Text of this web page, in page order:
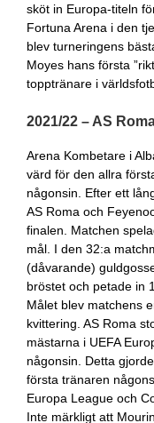
sköt in Europa-titeln
Fortuna Arena i den
blev turneringens
Moyes hans första
topptränare i
2021/22 – AS
Arena Kombetare i
värd för den allra
någonsin. Efter ett
AS Roma och
finalen. Matchen
mål. I den 32:a
(dåvarande)
bröstet och petade in
Målet blev matchens
kvittering. AS Roma
mästarna i UEFA
någonsin. Detta
första tränaren
Europa League och
Inte märkligt att